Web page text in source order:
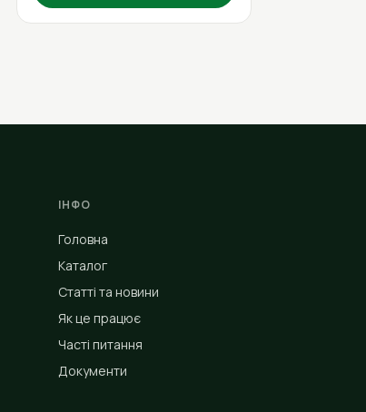
ІНФО
Головна
Каталог
Статті та новини
Як це працює
Часті питання
Документи